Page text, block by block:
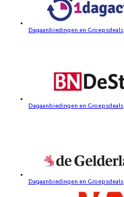
Dagaanbiedingen en Groepsdeals
Dagaanbiedingen en Groepsdeals
Dagaanbiedingen en Groepsdeals